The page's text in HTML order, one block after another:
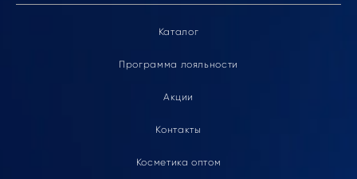
Каталог
Программа лояльности
Акции
Контакты
Косметика оптом